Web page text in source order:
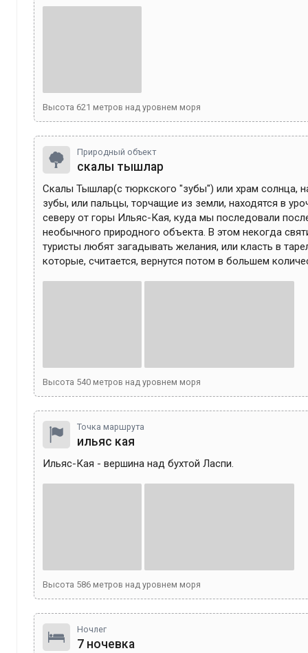
Высота 621 метров над уровнем моря
Природный объект
скалы тышлар
Скалы Тышлар(с тюркского "зубы") или храм солнца,
зубы, или пальцы, торчащие из земли, находятся в
северу от горы Ильяс-Кая, куда мы последовали
необычного природного объекта. В этом некогда
туристы любят загадывать желания, или класть в
которые, считается, вернутся потом в большем
Высота 540 метров над уровнем моря
Точка маршрута
ильяс кая
Ильяс-Кая - вершина над бухтой Ласпи.
Высота 586 метров над уровнем моря
Ночлег
7 ночевка